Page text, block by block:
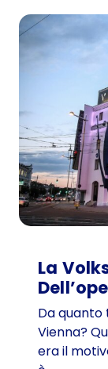
La
Da quanto
Vienna?
era il